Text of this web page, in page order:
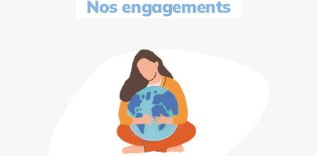
Nos engagements